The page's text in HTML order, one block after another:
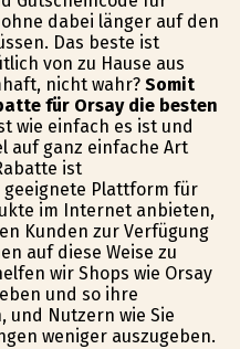
dabei länger auf den
Das beste ist
von zu Hause aus
nicht wahr? Somit
für Orsay die besten
wie einfach es ist und
auf ganz einfache Art
ist
geeignete Plattform für
im Internet anbieten,
Kunden zur Verfügung
auf diese Weise zu
wir Shops wie Orsay
und so ihre
und Nutzern wie Sie
weniger auszugeben.